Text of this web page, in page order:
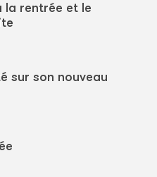
la rentrée et le
sur son nouveau